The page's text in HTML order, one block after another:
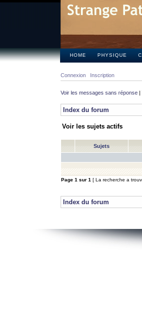
HOME PHYSIQUE
Connexion Inscription
Voir les messages sans réponse |
Index du forum
Voir les sujets actifs
Sujets
Page 1 sur 1 [ La recherche a
Index du forum